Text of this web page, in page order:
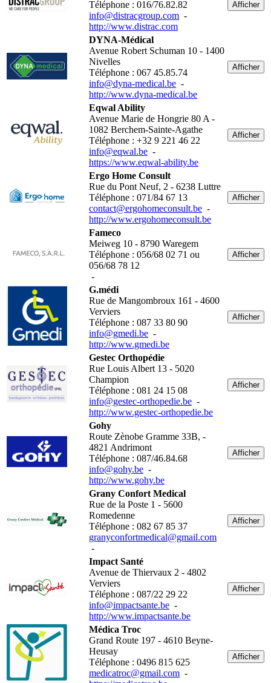
Téléphone : 016/76.82.82
info@distracgroup.com -
http://www.distrac.com
Afficher
DYNA-Médical
Avenue Robert Schuman 10 - 1400
Nivelles
Téléphone : 067 45.85.74
info@dyna-medical.be -
http://www.dyna-medical.be
Afficher
Eqwal Ability
Avenue Marie de Hongrie 80 A -
1082 Berchem-Sainte-Agathe
Téléphone : +32 9 221 46 22
info@eqwal.be -
https://www.eqwal-ability.be
Afficher
Ergo Home Consult
Rue du Pont Neuf, 2 - 6238 Luttre
Téléphone : 071/84 67 13
contact@ergohomeconsult.be -
http://www.ergohomeconsult.be
Afficher
Fameco
Meiweg 10 - 8790 Waregem
Téléphone : 056/68 02 71 ou
056/68 78 12
-
Afficher
G.médi
Rue de Mangombroux 161 - 4600
Verviers
Téléphone : 087 33 80 90
info@gmedi.be -
http://www.gmedi.be
Afficher
Gestec Orthopédie
Rue Louis Albert 13 - 5020
Champion
Téléphone : 081 24 15 08
info@gestec-orthopedie.be -
http://www.gestec-orthopedie.be
Afficher
Gohy
Route Zènobe Gramme 33B, -
4821 Andrimont
Téléphone : 087/46.84.68
info@gohy.be -
http://www.gohy.be
Afficher
Grany Confort Medical
Rue de la Poste 1 - 5600
Romedenne
Téléphone : 082 67 85 37
granyconfortmedical@gmail.com
-
Afficher
Impact Santé
Avenue de Thiervaux 2 - 4802
Verviers
Téléphone : 087/22 29 22
info@impactsante.be -
http://www.impactsante.be
Afficher
Médica Troc
Grand Route 197 - 4610 Beyne-
Heusay
Téléphone : 0496 815 625
medicatroc@gmail.com -
Afficher